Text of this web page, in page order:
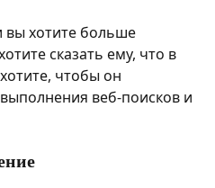
вы хотите больше
сказать ему, что в
чтобы он
веб-поисков и